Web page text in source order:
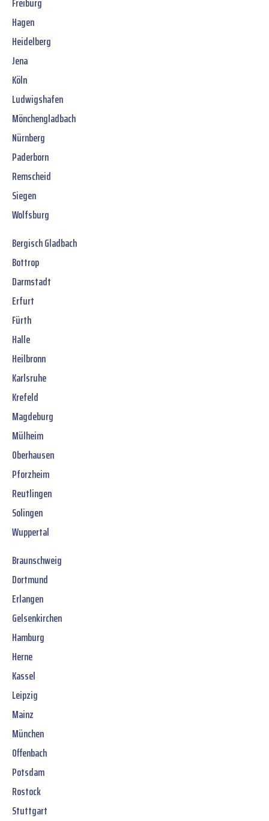
Hagen
Heidelberg
Jena
Köln
Ludwigshafen
Mönchengladbach
Nürnberg
Paderborn
Remscheid
Siegen
Wolfsburg
Bergisch Gladbach
Bottrop
Darmstadt
Erfurt
Fürth
Halle
Heilbronn
Karlsruhe
Krefeld
Magdeburg
Mülheim
Oberhausen
Pforzheim
Reutlingen
Solingen
Wuppertal
Braunschweig
Dortmund
Erlangen
Gelsenkirchen
Hamburg
Herne
Kassel
Leipzig
Mainz
München
Offenbach
Potsdam
Rostock
Stuttgart